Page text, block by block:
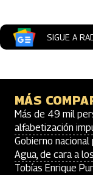
SIGUE A
MÁS
Más de 49 mil
alfabetización
Gobierno
Agua, de cara a
Tobías Enrique